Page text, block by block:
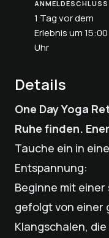
ANMELDESCHLUSS
1 Tag vor dem
Erlebnis um 15:00
Uhr
Details
One Day Yoga
Ruhe finden.
Tauche ein in
Entspannung:
Beginne mit
gefolgt von einer
Klangschalen,